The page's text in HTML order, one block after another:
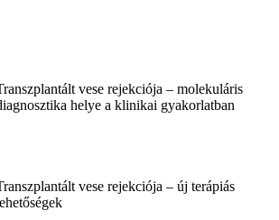
vese rejekciója – molekuláris
helye a klinikai gyakorlatban
vese rejekciója – új terápiás